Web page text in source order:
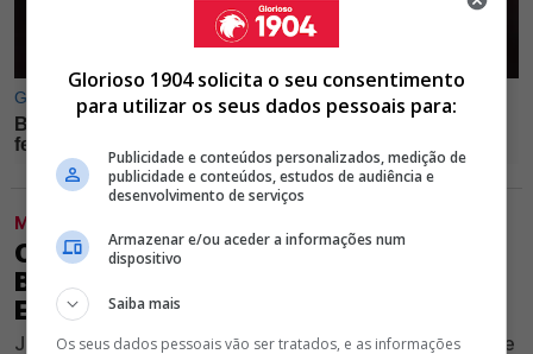
MODALIDADES
CONFIRMADO! GUARDA-REDES DO
BENFICA TEM AS VOLTAS TROCADAS
E CONTINUA NA LUZ
Jogador esteve envolvido em rumores de saída durante
Glorioso 1904 solicita o seu consentimento
para utilizar os seus dados pessoais para:
Publicidade e conteúdos personalizados, medição de
publicidade e conteúdos, estudos de audiência e
desenvolvimento de serviços
Armazenar e/ou aceder a informações num
dispositivo
Saiba mais
Os seus dados pessoais vão ser tratados, e as informações